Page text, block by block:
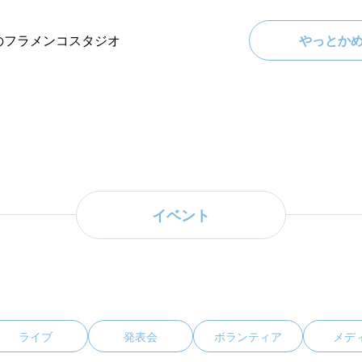
フラメンコスタジオ やっとか
イベント
ライブ 発表会 ボランティア メデ